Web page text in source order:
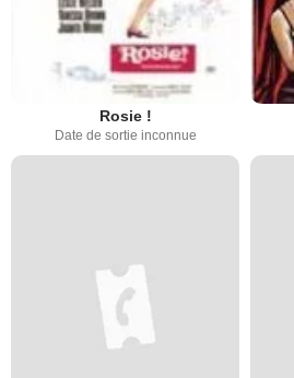
Rosie !
Date de sortie inconnue